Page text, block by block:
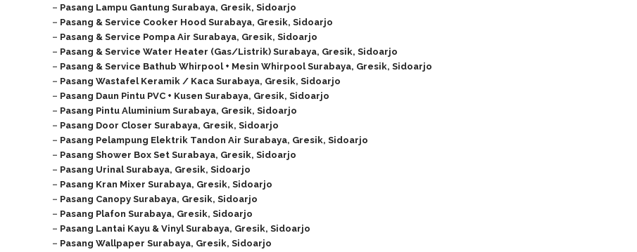
– Pasang Lampu Gantung Surabaya, Gresik, Sidoarjo
– Pasang & Service Cooker Hood Surabaya, Gresik, Sidoarjo
– Pasang & Service Pompa Air Surabaya, Gresik, Sidoarjo
– Pasang & Service Water Heater (Gas/Listrik) Surabaya, Gresik, Sidoarjo
– Pasang & Service Bathub Whirpool + Mesin Whirpool Surabaya, Gresik, Sidoarjo
– Pasang Wastafel Keramik / Kaca Surabaya, Gresik, Sidoarjo
– Pasang Daun Pintu PVC + Kusen Surabaya, Gresik, Sidoarjo
– Pasang Pintu Aluminium Surabaya, Gresik, Sidoarjo
– Pasang Door Closer Surabaya, Gresik, Sidoarjo
– Pasang Pelampung Elektrik Tandon Air Surabaya, Gresik, Sidoarjo
– Pasang Shower Box Set Surabaya, Gresik, Sidoarjo
– Pasang Urinal Surabaya, Gresik, Sidoarjo
– Pasang Kran Mixer Surabaya, Gresik, Sidoarjo
– Pasang Canopy Surabaya, Gresik, Sidoarjo
– Pasang Plafon Surabaya, Gresik, Sidoarjo
– Pasang Lantai Kayu & Vinyl Surabaya, Gresik, Sidoarjo
– Pasang Wallpaper Surabaya, Gresik, Sidoarjo